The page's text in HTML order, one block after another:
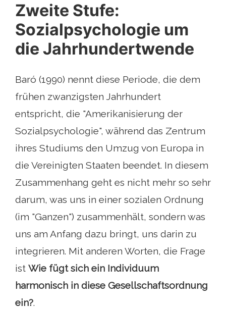
Zweite Stufe:
Sozialpsychologie um
die Jahrhundertwende
Baró (1990) nennt diese Periode, die dem
frühen zwanzigsten Jahrhundert
entspricht, die "Amerikanisierung der
Sozialpsychologie", während das Zentrum
ihres Studiums den Umzug von Europa in
die Vereinigten Staaten beendet. In diesem
Zusammenhang geht es nicht mehr so ​​sehr
darum, was uns in einer sozialen Ordnung
(im "Ganzen") zusammenhält, sondern was
uns am Anfang dazu bringt, uns darin zu
integrieren. Mit anderen Worten, die Frage
ist Wie fügt sich ein Individuum
harmonisch in diese Gesellschaftsordnung
ein?.